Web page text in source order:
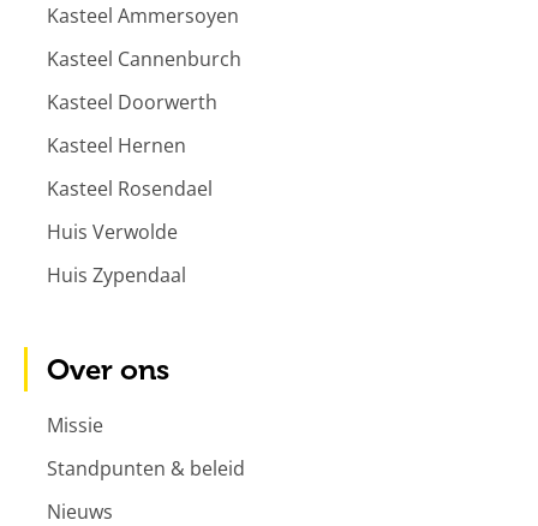
Kasteel Ammersoyen
Kasteel Cannenburch
Kasteel Doorwerth
Kasteel Hernen
Kasteel Rosendael
Huis Verwolde
Huis Zypendaal
Over ons
Missie
Standpunten & beleid
Nieuws